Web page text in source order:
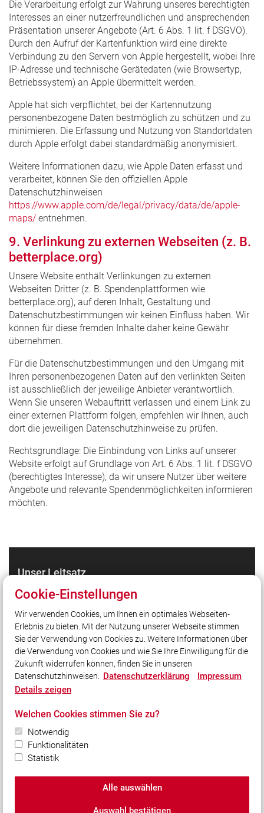
Die Verarbeitung erfolgt zur Wahrung unseres berechtigten
Interesses an einer nutzerfreundlichen und ansprechenden
Präsentation unserer Angebote (Art. 6 Abs. 1 lit. f DSGVO).
Durch den Aufruf der Kartenfunktion wird eine direkte
Verbindung zu den Servern von Apple hergestellt, wobei Ihre
IP-Adresse und technische Gerätedaten (wie Browsertyp,
Betriebssystem) an Apple übermittelt werden.
Apple hat sich verpflichtet, bei der Kartennutzung
personenbezogene Daten bestmöglich zu schützen und zu
minimieren. Die Erfassung und Nutzung von Standortdaten
durch Apple erfolgt dabei standardmäßig anonymisiert.
Weitere Informationen dazu, wie Apple Daten erfasst und
verarbeitet, können Sie den offiziellen Apple
Datenschutzhinweisen
https://www.apple.com/de/legal/privacy/data/de/apple-
maps/ entnehmen.
9. Verlinkung zu externen Webseiten (z. B.
betterplace.org)
Unsere Website enthält Verlinkungen zu externen
Webseiten Dritter (z. B. Spendenplattformen wie
betterplace.org), auf deren Inhalt, Gestaltung und
Datenschutzbestimmungen wir keinen Einfluss haben. Wir
können für diese fremden Inhalte daher keine Gewähr
übernehmen.
Für die Datenschutzbestimmungen und den Umgang mit
Ihren personenbezogenen Daten auf den verlinkten Seiten
ist ausschließlich der jeweilige Anbieter verantwortlich.
Wenn Sie unseren Webauftritt verlassen und einem Link zu
einer externen Plattform folgen, empfehlen wir Ihnen, auch
dort die jeweiligen Datenschutzhinweise zu prüfen.
Rechtsgrundlage: Die Einbindung von Links auf unserer
Website erfolgt auf Grundlage von Art. 6 Abs. 1 lit. f DSGVO
(berechtigtes Interesse), da wir unsere Nutzer über weitere
Angebote und relevante Spendenmöglichkeiten informieren
möchten.
Unser Leitsatz
Gott zur Ehr, dem Nächsten zur Wehr.
Quicklinks
Intern
Social Media
Bleiben Sie mit uns in Kontakt und vernetzen Sie sich
mit uns!
© 2026 Freiwillige Feuerwehr Winhöring e.V.
Cookie-Einstellungen
Wir verwenden Cookies, um Ihnen ein optimales Webseiten-
Erlebnis zu bieten. Mit der Nutzung unserer Webseite stimmen
Sie der Verwendung von Cookies zu. Weitere Informationen über
die Verwendung von Cookies und wie Sie Ihre Einwilligung für die
Zukunft widerrufen können, finden Sie in unseren
Datenschutzhinweisen. Datenschutzerklärung
Impressum
Details zeigen
Welchen Cookies stimmen Sie zu?
Notwendig
Funktionalitäten
Statistik
Alle auswählen
Auswahl bestätigen